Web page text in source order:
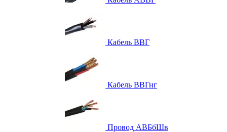
Кабель ВВГ
Кабель ВВГнг
Провод АВБбШв